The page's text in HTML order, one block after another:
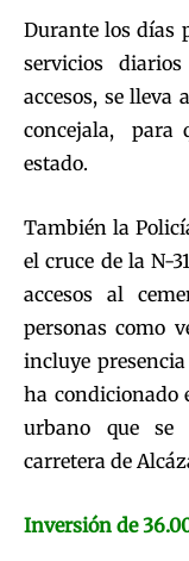
Durante los días
servicios
accesos, se lleva
concejala, para
estado.
También la
el cruce de la N-
accesos al
personas como
incluye
ha condicionado
urbano que se
carretera de
Inversión de